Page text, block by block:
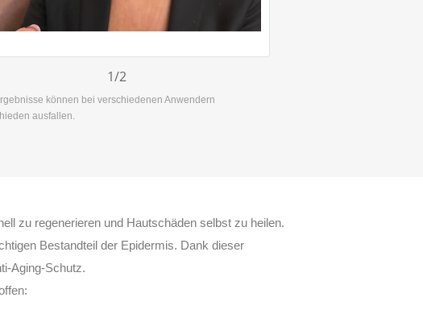
1/2
können bei verschiedenen Anwendern
ausfallen.
zu regenerieren und Hautschäden selbst zu heilen.
Bestandteil der Epidermis. Dank dieser
Aging-Schutz.